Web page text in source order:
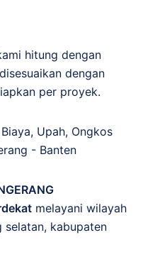
hitung dengan
dengan
per proyek.
Biaya, Upah, Ongkos
- Banten
melayani wilayah
selatan, kabupaten